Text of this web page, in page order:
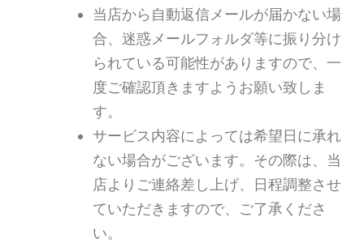
当店から自動返信メールが届かない場
合、迷惑メールフォルダ等に振り分け
られている可能性がありますので、一
度ご確認頂きますようお願い致しま
す。
サービス内容によっては希望日に承れ
ない場合がございます。その際は、当
店よりご連絡差し上げ、日程調整させ
ていただきますので、ご了承くださ
い。